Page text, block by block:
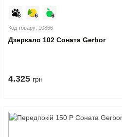
Код товару: 10866
Дзеркало 102 Соната Gerbor
4.325 грн